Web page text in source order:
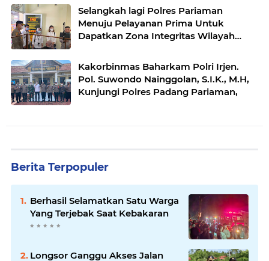
Selangkah lagi Polres Pariaman
Menuju Pelayanan Prima Untuk
Dapatkan Zona Integritas Wilayah
Kakorbinmas Baharkam Polri Irjen.
Pol. Suwondo Nainggolan, S.I.K., M.H,
Kunjungi Polres Padang Pariaman,
Berita Terpopuler
Berhasil Selamatkan Satu Warga
Yang Terjebak Saat Kebakaran
Longsor Ganggu Akses Jalan